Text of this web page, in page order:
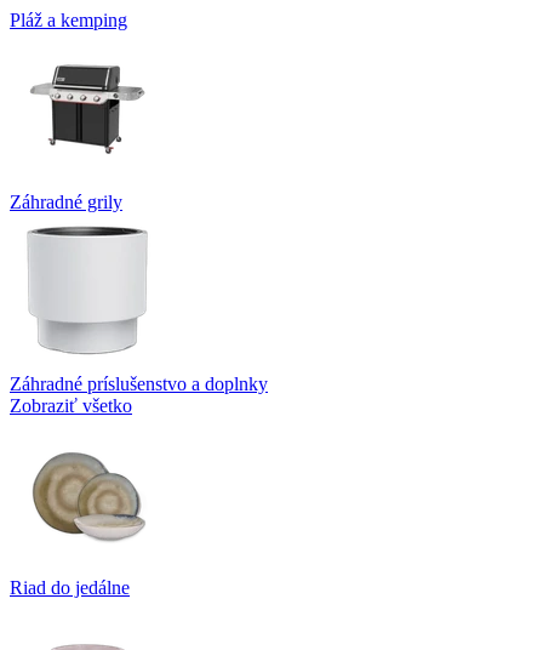
Pláž a kemping
Záhradné grily
Záhradné príslušenstvo a doplnky
Zobraziť všetko
Riad do jedálne